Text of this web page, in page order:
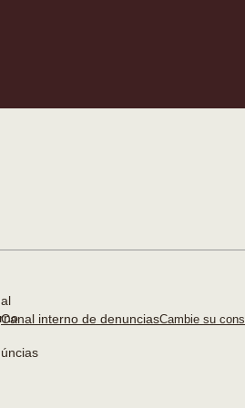
Canal interno de denunciasCambie su